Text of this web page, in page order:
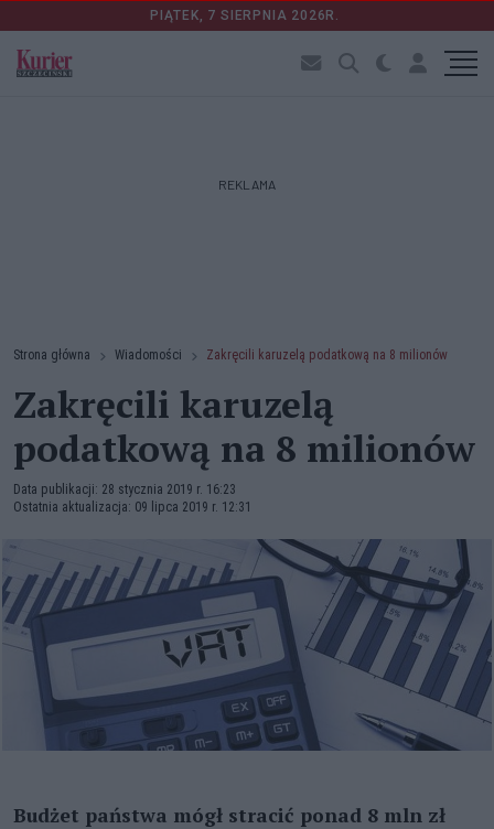
PIĄTEK, 7 SIERPNIA 2026R.
REKLAMA
Strona główna Wiadomości Zakręcili karuzelą podatkową na 8 milionów
Zakręcili karuzelą
podatkową na 8 milionów
Data publikacji: 28 stycznia 2019 r. 16:23
Ostatnia aktualizacja: 09 lipca 2019 r. 12:31
Budżet państwa mógł stracić ponad 8 mln zł